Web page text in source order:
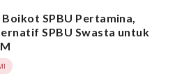
SPBU Pertamina,
SPBU Swasta untuk